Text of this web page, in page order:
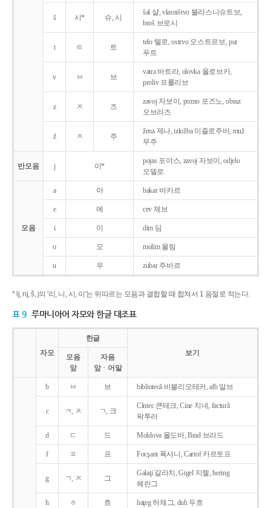
š 시* 슈, 시
šal 샬, vlasništvo 블라스니슈트보,
broš 브로시
t ㅌ 트
telo 텔로, ostrvo 오스트르보, put
푸트
v ㅂ 브
vatra 바트라, olovka 올로브카,
proliv 프롤리브
z ㅈ 즈
zavoj 자보이, pozno 포즈노, obraz
오브라즈
ž ㅈ 주
žena 제나, izložba 이즐로주바, muž
무주
반모음 j 이*
pojas 포야스, zavoj 자보이, odjelo
오델로
모음
a 아 bakar 바카르
e 에 cev 체브
i 이 dim 딤
o 오 molim 몰림
u 우 zubar 주바르
* lj, nj, š, j의 '리, 니, 시, 이'는 뒤따르는 모음과 결합할 때 합쳐서 1 음절로 적는다.
표 9 루마니아어 자모와 한글 대조표
자모
한글
보기
모음
앞
자음
앞ㆍ어말
b ㅂ 브 bibliotecǎ 비블리오테커, alb 알브
c ㅋ, ㅊ ㄱ, 크
Cîntec 큰테크, Cine 치네, facturǎ
팍투러
d ㄷ 드 Moldova 몰도바, Brad 브라드
f ㅍ 프 Focşani 폭샤니, Cartof 카르토프
g ㄱ, ㅈ 그
Galaţi 갈라치, Gigel 지젤, hering
헤린그
h ㅎ 흐 haţeg 하체그, duh 두흐